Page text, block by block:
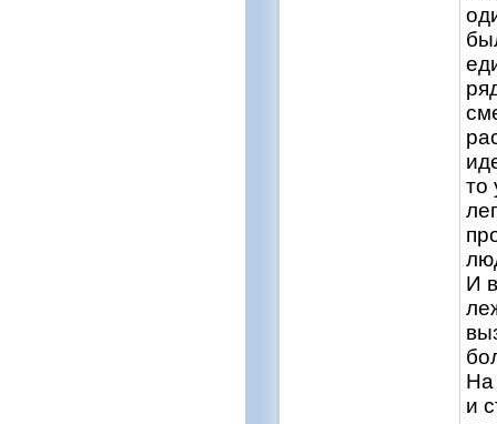
то
И
На
и